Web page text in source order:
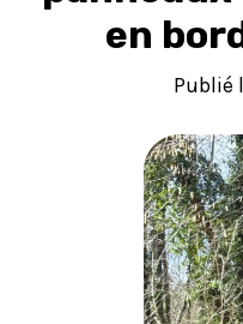
en
Publié